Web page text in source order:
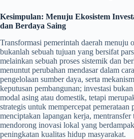
Kesimpulan: Menuju Ekosistem
dan Berdaya Saing
Transformasi pemerintah daerah menuju
bukanlah sebuah tujuan yang bersifat
melainkan sebuah proses sistemik dan
menuntut perubahan mendasar dalam
pengelolaan sumber daya, serta
keputusan pembangunan; investasi
modal asing atau domestik, tetapi
strategis untuk mempercepat pemerataan
menciptakan lapangan kerja,
mendorong inovasi lokal yang
peningkatan kualitas hidup masyarakat.